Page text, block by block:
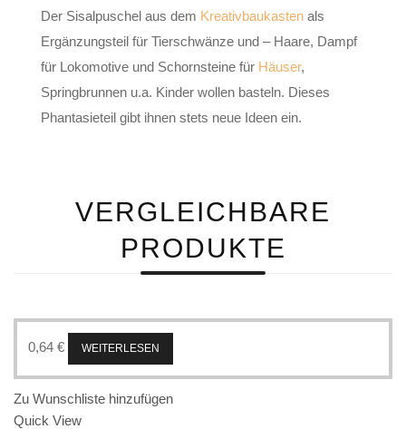
Der Sisalpuschel aus dem Kreativbaukasten als
Ergänzungsteil für Tierschwänze und – Haare, Dampf
für Lokomotive und Schornsteine für Häuser,
Springbrunnen u.a. Kinder wollen basteln. Dieses
Phantasieteil gibt ihnen stets neue Ideen ein.
VERGLEICHBARE
PRODUKTE
0,64 € WEITERLESEN
Zu Wunschliste hinzufügen
Quick View